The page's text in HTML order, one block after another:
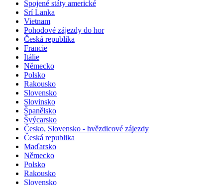
Spojené státy americké
Srí Lanka
Vietnam
Pohodové zájezdy do hor
Česká republika
Francie
Itálie
Německo
Polsko
Rakousko
Slovensko
Slovinsko
Španělsko
Švýcarsko
Česko, Slovensko - hvězdicové zájezdy
Česká republika
Maďarsko
Německo
Polsko
Rakousko
Slovensko